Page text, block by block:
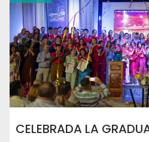
CELEBRADA LA